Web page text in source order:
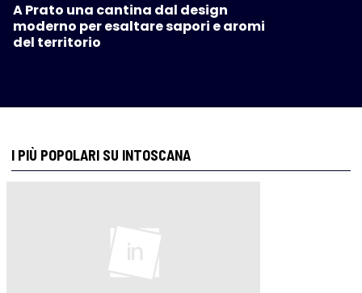
A Prato una cantina dal design
moderno per esaltare sapori e aromi
del territorio
I PIÙ POPOLARI SU INTOSCANA